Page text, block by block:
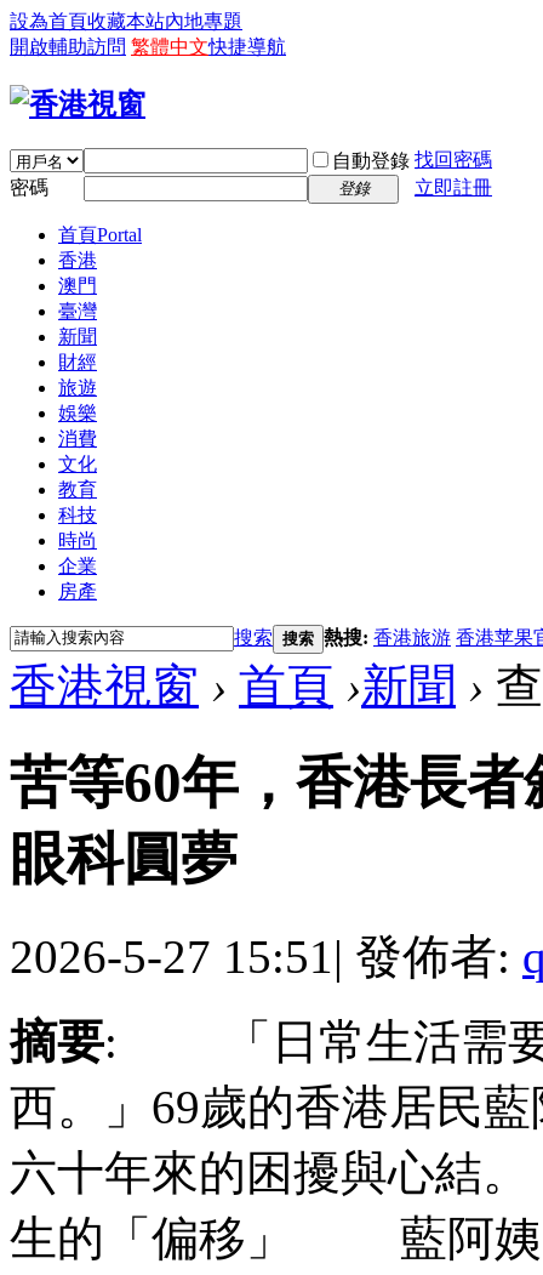
設為首頁收藏本站內地專題
開啟輔助訪問 繁體中文快捷導航
自動登錄 找回密碼
密碼
登錄 立即註冊
首頁Portal
香港
澳門
臺灣
新聞
財經
旅遊
娛樂
消費
文化
教育
科技
時尚
企業
房產
搜索 搜索 熱搜: 香港旅游 香港苹果
香港視窗 › 首頁 ›新聞 ›
苦等60年，香港長
眼科圓夢
2026-5-27 15:51| 發佈者:
摘要: 「日常生活需要
西。」69歲的香港居民
六十年來的困擾與心
生的「偏移」 藍阿姨